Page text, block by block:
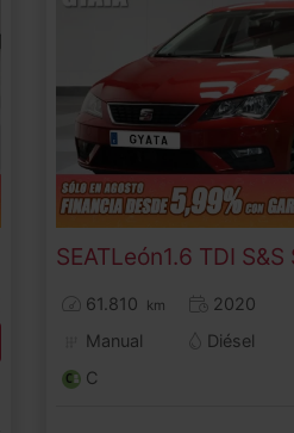
SEATLeón
61.810 km
2020
Manual
Diésel
C